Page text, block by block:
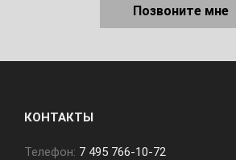
Позвоните мне
КОНТАКТЫ
Телефон: 7 495 766-10-72